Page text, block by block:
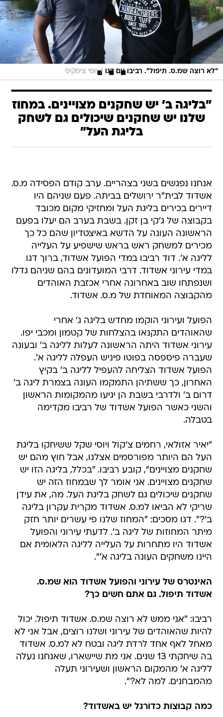
"לא רוצה שמ.ס. תיפול". רביבו עם דגו / יוסי ציפקיס
"בליגה ב' יש שחקנים מצויינים. במחוז
שלנו יש שחקנים שיכולים גם לשחק
בליגת העל"
אנחנו נפגשים בשני בצהריים. ערב קודם הפסידה מ.ס.
אשדוד לבית"ר ירושלים בביתה. פעם שניהם היו
דיירים בכירים בליגת העל ומחזיקי מקום מכובד
בקבוצה של ג'קי בן זקן. בשבת בערב הם יעלו בפעם
הראשונה העונה על הדשא באיצטדיון שהם כל כך
מכירים למשחק ראש בראש שישפיע על העלייה
לליגה א'. דוד רביבו במדי הפועל אשדוד, ברוך דגו
במדי עירוני אשדוד. דרבי המועדונים בהם שניהם גדלו
ושנפתחו שוב באחרונה אחרי אכזבת האוהדים
מהקבוצה המאוחדת של מ.ס. אשדוד.
הפועל ועירוני הוקמו מחדש בליגה ג' אחרי
שהאוהדים התקנאו בהצלחות של קטמון ומכבי יפו.
עירוני אשדוד היתה הראשונה לעלות לליגה ב' ובעונה
שעברה פיספסה בפוטו פיניש העפלה לליגה א'.
הפועל אשדוד הצליחה להעפיל לליגה ב' בקיץ
האחרון, כך ששתיהן התמקמו העונה בצמרת ליגה ב'
דרום ב' ולדרבי בשבת הן יגיעו מהמקומות הראשון
והשני כאשר הפועל אשדוד של רביבו מקדימה
בטבלה.
"יאיר אזולאי, רחמים צ'קול ויוסי שקל ששיחקו בליגת
העל הם היותר מפורסמים אצלנו, אבל חוץ מהם יש
שחקנים מצויינים", קובע רביבו. "בכלל, בליגה הזו יש
שחקנים מצויינים. אני אומר לך שבמחוז הזה יש
שחקנים שיכולים גם לשחק בליגת העל. מה, את עידן
שריקי לא הביאו למ.ס. אשדוד מקרית עקרון בליגה
ב'?". דגו מסכים: "המחוז שלנו פי עשרים יותר חזק
מיתר המחוזות של ליגה ב'. לדעתי עירוני והפועל
אשדוד היו מתחרות על העלייה לליגה הלאומית אם
היינו משחקים העונה בליגה א'".
האינטרס של עירוני והפועל אשדוד הוא שמ.ס.
אשדוד תיפול. גם אתם חשים כך?
רביבו: "אני ממש לא רוצה שמ.ס. אשדוד תיפול. יכול
להיות שהאוהדים של עירוני ושלנו רוצים, אבל אני לא
מאחל לאף אחד לרדת ליגה ובטח לא למ.ס. אשדוד
בה שיחקתי 13 שנים. אני מת שיישארו, שאנחנו נעלה
לליגה א' מהמקום הראשון ושעירוני תעלה
מהמבחנים. למה לא?".
כמה קבוצות כדורגל יש באשדוד?